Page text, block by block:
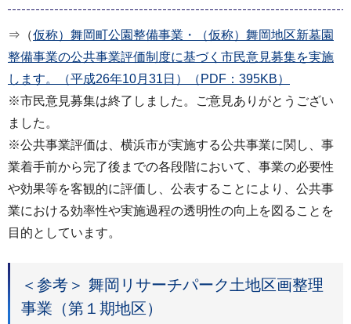
⇒（仮称）舞岡町公園整備事業・（仮称）舞岡地区新墓園
整備事業の公共事業評価制度に基づく市民意見募集を実施
します。（平成26年10月31日）（PDF：395KB）
※市民意見募集は終了しました。ご意見ありがとうござい
ました。
※公共事業評価は、横浜市が実施する公共事業に関し、事
業着手前から完了後までの各段階において、事業の必要性
や効果等を客観的に評価し、公表することにより、公共事
業における効率性や実施過程の透明性の向上を図ることを
目的としています。
＜参考＞ 舞岡リサーチパーク土地区画整理
事業（第１期地区）